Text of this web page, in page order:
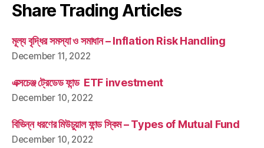
Share Trading Articles
মূল্য বৃদ্ধির সমস্যা ও সমাধান – Inflation Risk Handling
December 11, 2022
এক্সচেঞ্জ ট্রেডেড ফান্ড ETF investment
December 10, 2022
বিভিন্ন ধরণের মিউচুয়াল ফান্ড স্কিম – Types of Mutual Fund
December 10, 2022